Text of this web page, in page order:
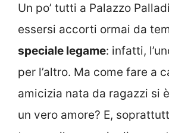
Un po’ tutti a Palazzo
essersi accorti ormai da
speciale legame: infatti,
per l’altro. Ma come fare a
amicizia nata da ragazzi si
un vero amore? E,